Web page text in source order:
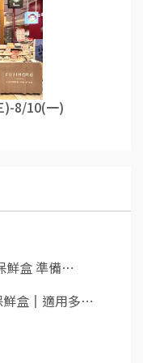
)-8/10(一)
鮮盒 準備⋯
鮮盒║適用多⋯